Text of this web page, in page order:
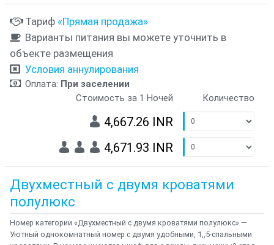
Тариф «Прямая продажа»
Варианты питания вы можете уточнить в
объекте размещения
Условия аннулирования
Оплата: При заселении
Стоимость за 1 Ночей
Количество
4,667.26 INR
4,671.93 INR
Двухместный с двумя кроватями
полулюкс
Номер категории «Двухместный с двумя кроватями полулюкс» —
Уютный однокомнатный номер с двумя удобными, 1,,5-спальными